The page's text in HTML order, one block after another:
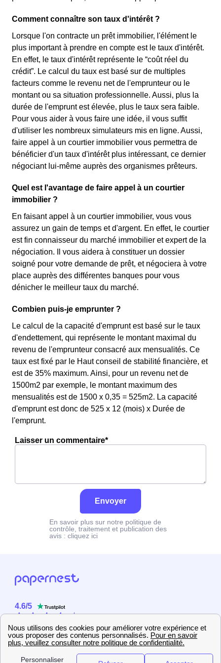
Comment connaître son taux d'intérêt ?
Lorsque l'on contracte un prêt immobilier, l'élément le
plus important à prendre en compte est le taux d'intérêt.
En effet, le taux d'intérêt représente le “coût réel du
crédit”. Le calcul du taux est basé sur de multiples
facteurs comme le revenu net de l'emprunteur ou le
montant ou sa situation professionnelle. Aussi, plus la
durée de l'emprunt est élevée, plus le taux sera faible.
Pour vous aider à vous faire une idée, il vous suffit
d'utiliser les nombreux simulateurs mis en ligne. Aussi,
faire appel à un courtier immobilier vous permettra de
bénéficier d'un taux d'intérêt plus intéressant, ce dernier
négociant lui-même auprès des organismes prêteurs.
Quel est l'avantage de faire appel à un courtier
immobilier ?
En faisant appel à un courtier immobilier, vous vous
assurez un gain de temps et d'argent. En effet, le courtier
est fin connaisseur du marché immobilier et expert de la
négociation. Il vous aidera à constituer un dossier
soigné pour votre demande de prêt, et négociera à votre
place auprès des différentes banques pour vous
dénicher le meilleur taux du marché.
Combien puis-je emprunter ?
Le calcul de la capacité d'emprunt est basé sur le taux
d'endettement, qui représente le montant maximal du
revenu de l'emprunteur consacré aux mensualités. Ce
taux est fixé par le Haut conseil de stabilité financière, et
est de 35% maximum. Ainsi, pour un revenu net de
1500m2 par exemple, le montant maximum des
mensualités est de 1500 x 0,35 = 525m2. La capacité
d'emprunt est donc de 525 x 12 (mois) x Durée de
l'emprunt.
Laisser un commentaire*
Envoyer
En savoir plus sur notre politique de
contrôle, traitement et publication des
avis : cliquez ici
4.6/5
2358 utilisateurs